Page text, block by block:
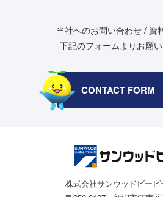
当社へのお問い合わせ / 資
下記のフォームよりお願い
CONTACT FORM
株式会社サンウッドビーピ